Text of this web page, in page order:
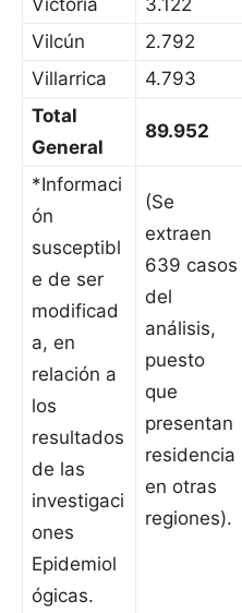
Victoria 3.122
Vilcún
2.792
Villarrica
4.793
Total
General
89.952
*Informaci
ón
susceptibl
e de ser
modificad
a, en
relación a
los
resultados
de las
investigaci
ones
Epidemiol
ógicas.
(Se
extraen
639 casos
del
análisis,
puesto
que
presentan
residencia
en otras
regiones).